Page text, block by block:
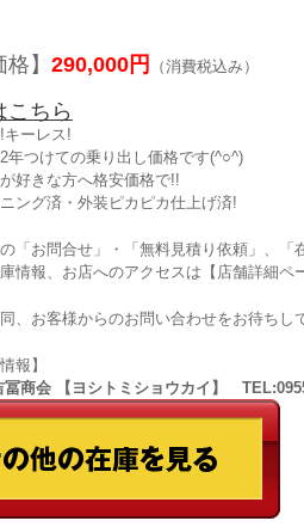
】 290,000円 （消費税込み）
こちら
キーレス!
年つけての乗り出し価格です(^○^)
好きな方へ格安価格で!!
ング済・外装ピカピカ仕上げ済!
「お問合せ」・「無料見積り依頼」、「
情報、お店へのアクセスは【店舗詳細ペ
、お客様からのお問い合わせをお待ちし
情報】
冨商会 【ヨシトミショウカイ】